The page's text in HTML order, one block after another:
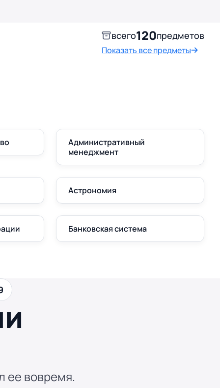
всего120предметов
Показать все предметы
Административный
менеджмент
Астрономия
Банковская система
ее вовремя.